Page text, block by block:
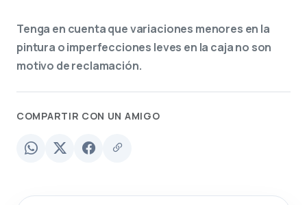
Tenga en cuenta que variaciones menores en la
pintura o imperfecciones leves en la caja no son
motivo de reclamación.
COMPARTIR CON UN AMIGO